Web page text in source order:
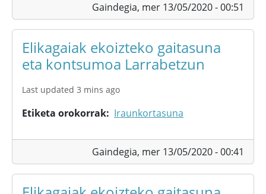
Gaindegia, mer 13/05/2020 - 00:51
Elikagaiak ekoizteko gaitasuna
eta kontsumoa Larrabetzun
Last updated 3 mins ago
Etiketa orokorrak Iraunkortasuna
Gaindegia, mer 13/05/2020 - 00:41